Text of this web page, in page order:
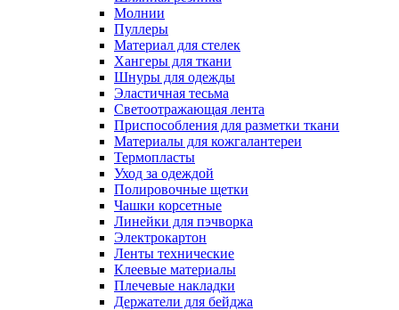
Молнии
Пуллеры
Материал для стелек
Хангеры для ткани
Шнуры для одежды
Эластичная тесьма
Светоотражающая лента
Приспособления для разметки ткани
Материалы для кожгалантереи
Термопласты
Уход за одеждой
Полировочные щетки
Чашки корсетные
Линейки для пэчворка
Электрокартон
Ленты технические
Клеевые материалы
Плечевые накладки
Держатели для бейджа